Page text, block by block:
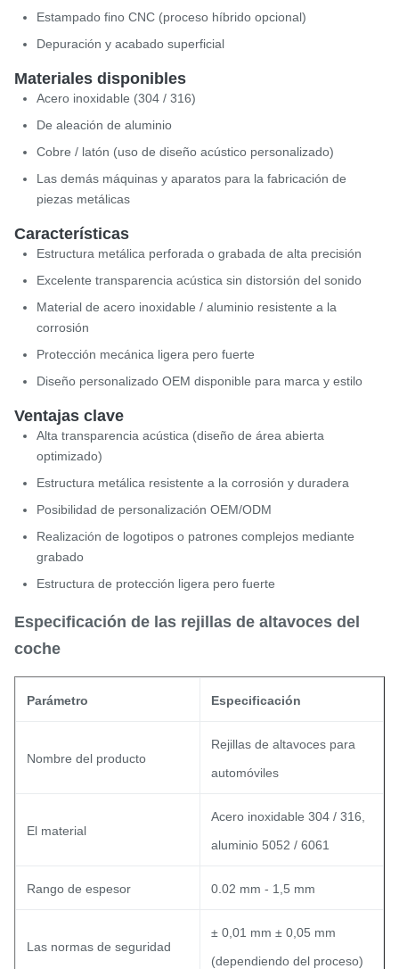
Estampado fino CNC (proceso híbrido opcional)
Depuración y acabado superficial
Materiales disponibles
Acero inoxidable (304 / 316)
De aleación de aluminio
Cobre / latón (uso de diseño acústico personalizado)
Las demás máquinas y aparatos para la fabricación de
piezas metálicas
Características
Estructura metálica perforada o grabada de alta precisión
Excelente transparencia acústica sin distorsión del sonido
Material de acero inoxidable / aluminio resistente a la
corrosión
Protección mecánica ligera pero fuerte
Diseño personalizado OEM disponible para marca y estilo
Ventajas clave
Alta transparencia acústica (diseño de área abierta
optimizado)
Estructura metálica resistente a la corrosión y duradera
Posibilidad de personalización OEM/ODM
Realización de logotipos o patrones complejos mediante
grabado
Estructura de protección ligera pero fuerte
Especificación de las rejillas de altavoces del
coche
Parámetro Especificación
Nombre del producto
Rejillas de altavoces para
automóviles
El material
Acero inoxidable 304 / 316,
aluminio 5052 / 6061
Rango de espesor 0.02 mm - 1,5 mm
Las normas de seguridad
± 0,01 mm ± 0,05 mm
(dependiendo del proceso)